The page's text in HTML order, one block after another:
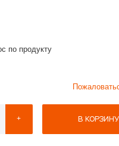
по продукту
+ В КОРЗИНУ